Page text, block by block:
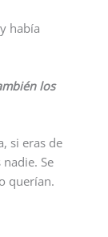
había
los
si eras de
Se
querían.